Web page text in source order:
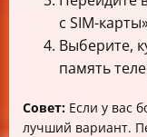
с SIM-
Выберите,
память
Совет: Если у вас
лучший вариант.